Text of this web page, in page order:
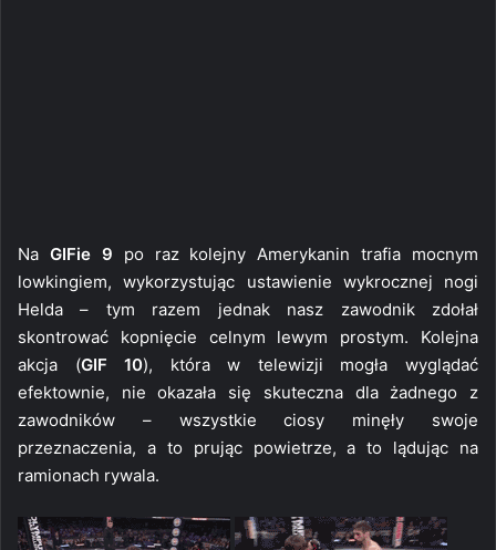
Na GIFie 9 po raz kolejny Amerykanin trafia mocnym
lowkingiem, wykorzystując ustawienie wykrocznej nogi
Helda – tym razem jednak nasz zawodnik zdołał
skontrować kopnięcie celnym lewym prostym. Kolejna
akcja (GIF 10), która w telewizji mogła wyglądać
efektownie, nie okazała się skuteczna dla żadnego z
zawodników – wszystkie ciosy minęły swoje
przeznaczenia, a to prując powietrze, a to lądując na
ramionach rywala.